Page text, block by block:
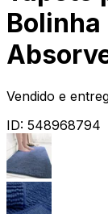
Vendido e
ID: 548968794